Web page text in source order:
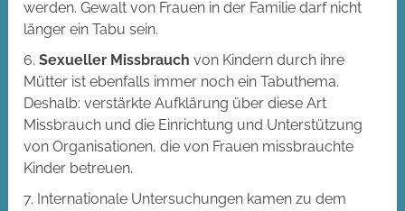
werden. Gewalt von Frauen in der Familie darf nicht
länger ein Tabu sein.
6.Sexueller Missbrauch von Kindern durch ihre
Mütter ist ebenfalls immer noch ein Tabuthema.
Deshalb: verstärkte Aufklärung über diese Art
Missbrauch und die Einrichtung und Unterstützung
von Organisationen, die von Frauen missbrauchte
Kinder betreuen.
7. Internationale Untersuchungen kamen zu dem